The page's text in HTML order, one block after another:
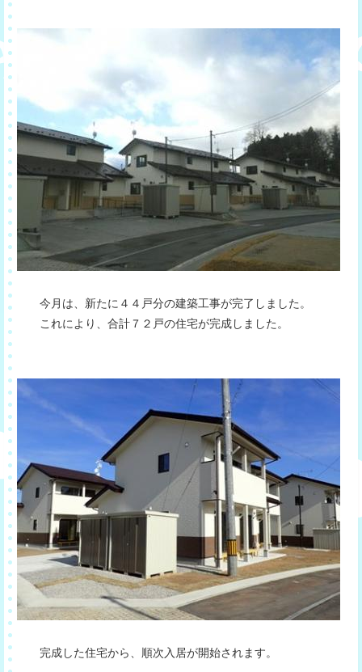
今月は、新たに４４戸分の建築工事が完了しました。
これにより、合計７２戸の住宅が完成しました。
完成した住宅から、順次入居が開始されます。